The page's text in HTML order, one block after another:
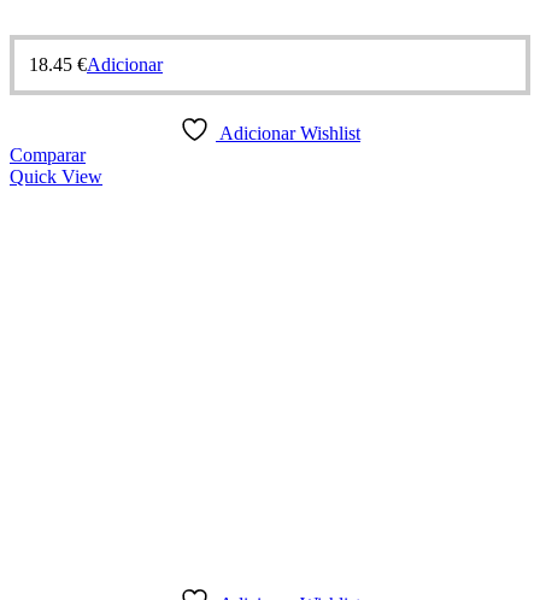
18.45 €Adicionar
Adicionar Wishlist
Comparar
Quick View